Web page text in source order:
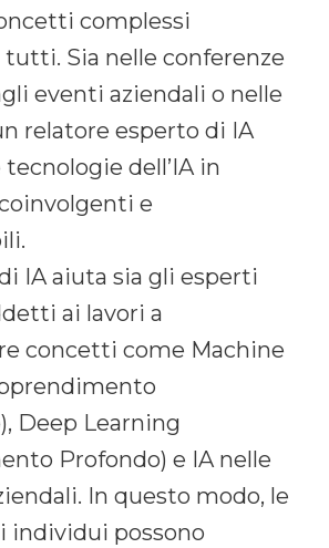
complessi
tutti. Sia nelle conferenze
eventi aziendali o nelle
relatore esperto di IA
dell’IA in
e
IA aiuta sia gli esperti
ai lavori a
concetti come Machine
Deep Learning
Profondo) e IA nelle
In questo modo, le
individui possono